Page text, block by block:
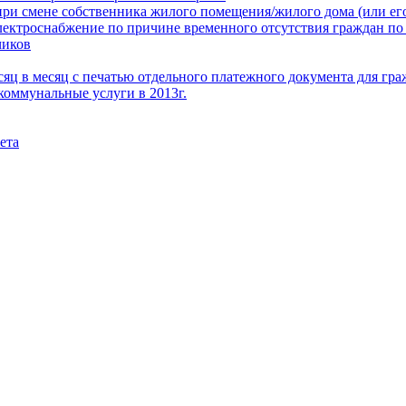
смене собственника жилого помещения/жилого дома (или
по причине временного отсутствия граждан
в месяц с печатью отдельного платежного документа для
услуги в 2013г.